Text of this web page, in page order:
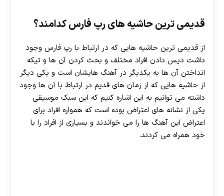
قدیمی ترین حاشیه های رپ فارس کدامند؟
از قدیمی‌ ترین حاشیه‌ هایی که در ارتباط با رپ فارس وجود
داشت دیس دادن افراد مختلف و بحث کردن آن ها و تیکه
انداختن آن ها به یکدیگر در آهنگ هایشان است و یکی دیگر
از حاشیه هایی که از زمان های قدیم در ارتباط با آن ها وجود
داشته می توانیم به این اشاره کنیم که این سبک موسیقی
یکی از نشانه‌ های اعتراض بوده است که همواره افراد برای
اعتراض این آهنگ ها را می خواندند و بسیاری از افراد را با
خود همراه می کردند.